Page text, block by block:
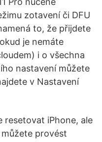
zotavení či DFU
to, že přijdete
je nemáte
i o všechna
nastavení můžete
v Nastavení
resetovat iPhone, ale
provést